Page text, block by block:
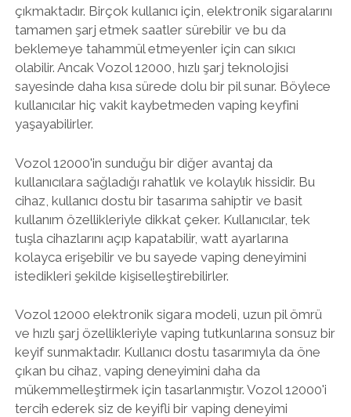
çıkmaktadır. Birçok kullanıcı için, elektronik sigaralarını
tamamen şarj etmek saatler sürebilir ve bu da
beklemeye tahammül etmeyenler için can sıkıcı
olabilir. Ancak Vozol 12000, hızlı şarj teknolojisi
sayesinde daha kısa sürede dolu bir pil sunar. Böylece
kullanıcılar hiç vakit kaybetmeden vaping keyfini
yaşayabilirler.
Vozol 12000'in sunduğu bir diğer avantaj da
kullanıcılara sağladığı rahatlık ve kolaylık hissidir. Bu
cihaz, kullanıcı dostu bir tasarıma sahiptir ve basit
kullanım özellikleriyle dikkat çeker. Kullanıcılar, tek
tuşla cihazlarını açıp kapatabilir, watt ayarlarına
kolayca erişebilir ve bu sayede vaping deneyimini
istedikleri şekilde kişiselleştirebilirler.
Vozol 12000 elektronik sigara modeli, uzun pil ömrü
ve hızlı şarj özellikleriyle vaping tutkunlarına sonsuz bir
keyif sunmaktadır. Kullanıcı dostu tasarımıyla da öne
çıkan bu cihaz, vaping deneyimini daha da
mükemmelleştirmek için tasarlanmıştır. Vozol 12000'i
tercih ederek siz de keyifli bir vaping deneyimi